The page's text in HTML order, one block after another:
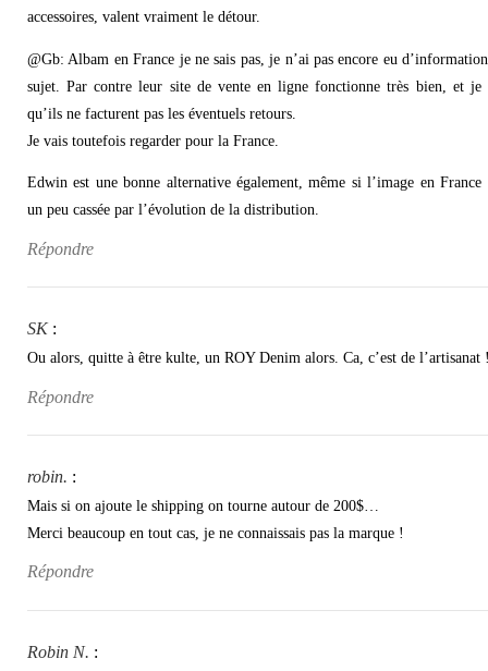
accessoires, valent vraiment le détour.
@Gb: Albam en France je ne sais pas, je n’ai pas encore eu
sujet. Par contre leur site de vente en ligne fonctionne très bien, et je
qu’ils ne facturent pas les éventuels retours.
Je vais toutefois regarder pour la France.
Edwin est une bonne alternative également, même si l’image en France
un peu cassée par l’évolution de la distribution.
Répondre
SK :
Ou alors, quitte à être kulte, un ROY Denim alors. Ca, c’est de l’artisanat
Répondre
robin. :
Mais si on ajoute le shipping on tourne autour de 200$…
Merci beaucoup en tout cas, je ne connaissais pas la marque !
Répondre
Robin N. :